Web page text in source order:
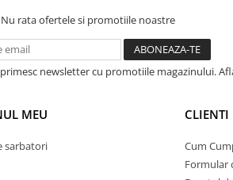
Nu rata ofertele si promotiile noastre
newsletter cu promotiile magazinului.
MEU
sarbatori
CLIENTI
Cum
Formular